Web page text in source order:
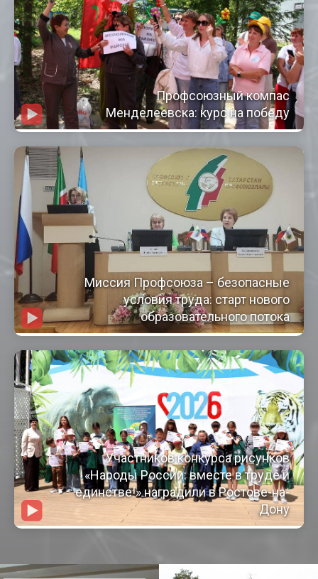
Профсоюзный компас
Менделеевска: курс на победу
Миссия Профсоюза – безопасные
условия труда: старт нового
образовательного потока
Участников конкурса рисунков
«Народы России: вместе в труде и
единстве!» наградили в Ростове-на-
Дону